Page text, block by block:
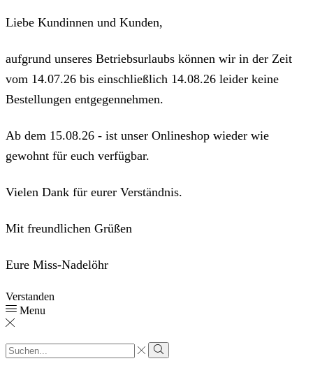
Liebe Kundinnen und Kunden,
aufgrund unseres Betriebsurlaubs können wir in der Zeit
vom 14.07.26 bis einschließlich 14.08.26 leider keine
Bestellungen entgegennehmen.
Ab dem 15.08.26 - ist unser Onlineshop wieder wie
gewohnt für euch verfügbar.
Vielen Dank für eurer Verständnis.
Mit freundlichen Grüßen
Eure Miss-Nadelöhr
Verstanden
Menu
Sucheingabe
Suche